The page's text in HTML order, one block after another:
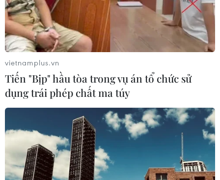
vietnamplus.vn
Tiến "Bịp" hầu tòa trong vụ án tổ chức sử
dụng trái phép chất ma túy